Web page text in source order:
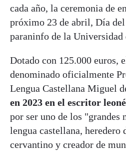
cada año, la ceremonia de
próximo 23 de abril, Día
paraninfo de la Universidad
Dotado con 125.000 euros,
denominado oficialmente
Lengua Castellana Miguel
en 2023 en el escritor
por ser uno de los "grandes
lengua castellana, heredero
cervantino y creador de